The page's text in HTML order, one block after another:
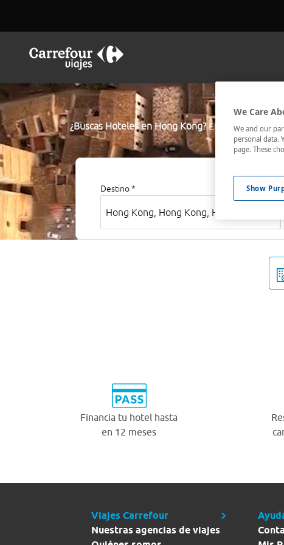
¿Buscas Hoteles en Hong Kong?El buscador de
los mejor
Destino *
Financia tu hotel hasta
en 12 meses
Viajes Carrefour
Nuestras agencias de viajes
We Care
We and our
personal data.
page. These
Show